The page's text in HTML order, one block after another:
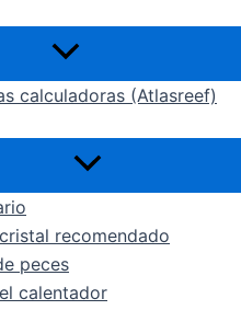
calculadoras (Atlasreef)
recomendado
peces
calentador